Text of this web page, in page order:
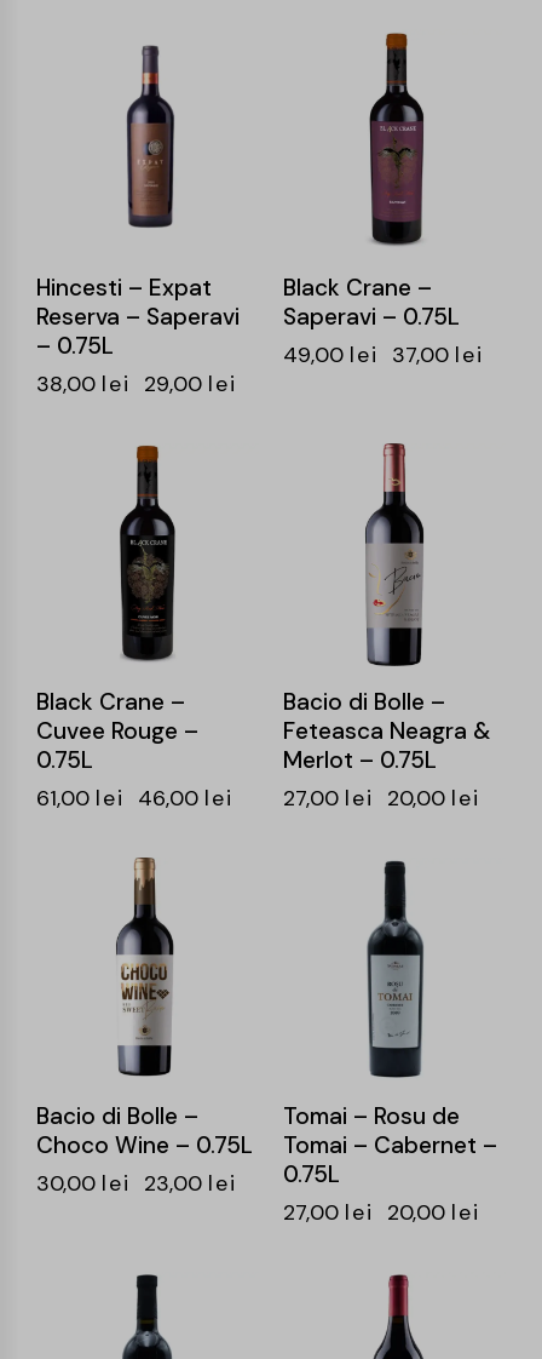
Hincesti – Expat
Reserva – Saperavi
– 0.75L
38,00 lei 29,00 lei
Black Crane –
Saperavi – 0.75L
49,00 lei 37,00 lei
Black Crane –
Cuvee Rouge –
0.75L
61,00 lei 46,00 lei
Bacio di Bolle –
Feteasca Neagra &
Merlot – 0.75L
27,00 lei 20,00 lei
Bacio di Bolle –
Choco Wine – 0.75L
30,00 lei 23,00 lei
Tomai – Rosu de
Tomai – Cabernet –
0.75L
27,00 lei 20,00 lei